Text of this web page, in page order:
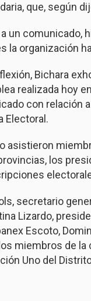
que, según
a un comunicado,
la organización
Bichara
realizada hoy
con relación
Electoral.
asistieron
los
secretario
Lizardo,
Escoto,
miembros de la
Uno del